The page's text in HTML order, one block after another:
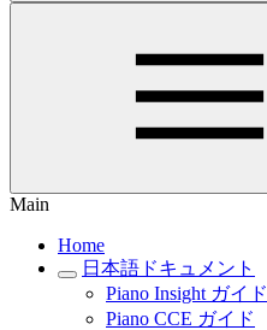
Main
Home
日本語ドキュメント
Piano Insight ガイド
Piano CCE ガイド